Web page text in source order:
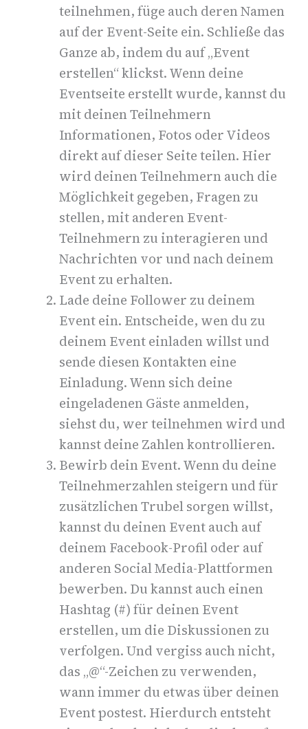
teilnehmen, füge auch deren Namen
auf der Event-Seite ein. Schließe das
Ganze ab, indem du auf „Event
erstellen“ klickst. Wenn deine
Eventseite erstellt wurde, kannst du
mit deinen Teilnehmern
Informationen, Fotos oder Videos
direkt auf dieser Seite teilen. Hier
wird deinen Teilnehmern auch die
Möglichkeit gegeben, Fragen zu
stellen, mit anderen Event-
Teilnehmern zu interagieren und
Nachrichten vor und nach deinem
Event zu erhalten.
Lade deine Follower zu deinem
Event ein. Entscheide, wen du zu
deinem Event einladen willst und
sende diesen Kontakten eine
Einladung. Wenn sich deine
eingeladenen Gäste anmelden,
siehst du, wer teilnehmen wird und
kannst deine Zahlen kontrollieren.
Bewirb dein Event. Wenn du deine
Teilnehmerzahlen steigern und für
zusätzlichen Trubel sorgen willst,
kannst du deinen Event auch auf
deinem Facebook-Profil oder auf
anderen Social Media-Plattformen
bewerben. Du kannst auch einen
Hashtag (#) für deinen Event
erstellen, um die Diskussionen zu
verfolgen. Und vergiss auch nicht,
das „@“-Zeichen zu verwenden,
wann immer du etwas über deinen
Event postest. Hierdurch entsteht